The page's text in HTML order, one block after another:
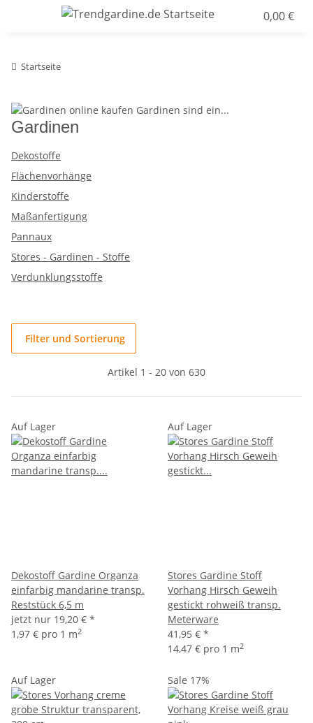
0,00 €
Startseite
Gardinen
Dekostoffe
Flächenvorhänge
Kinderstoffe
Maßanfertigung
Pannaux
Stores - Gardinen - Stoffe
Verdunklungsstoffe
Filter und Sortierung
Artikel 1 - 20 von 630
Auf Lager
Dekostoff Gardine Organza
einfarbig mandarine transp.
Reststück 6,5 m
jetzt nur 19,20 € *
1,97 € pro 1 m2
Auf Lager
Stores Gardine Stoff
Vorhang Hirsch Geweih
gestickt rohweiß transp.
Meterware
41,95 € *
14,47 € pro 1 m2
Auf Lager Sale 17%